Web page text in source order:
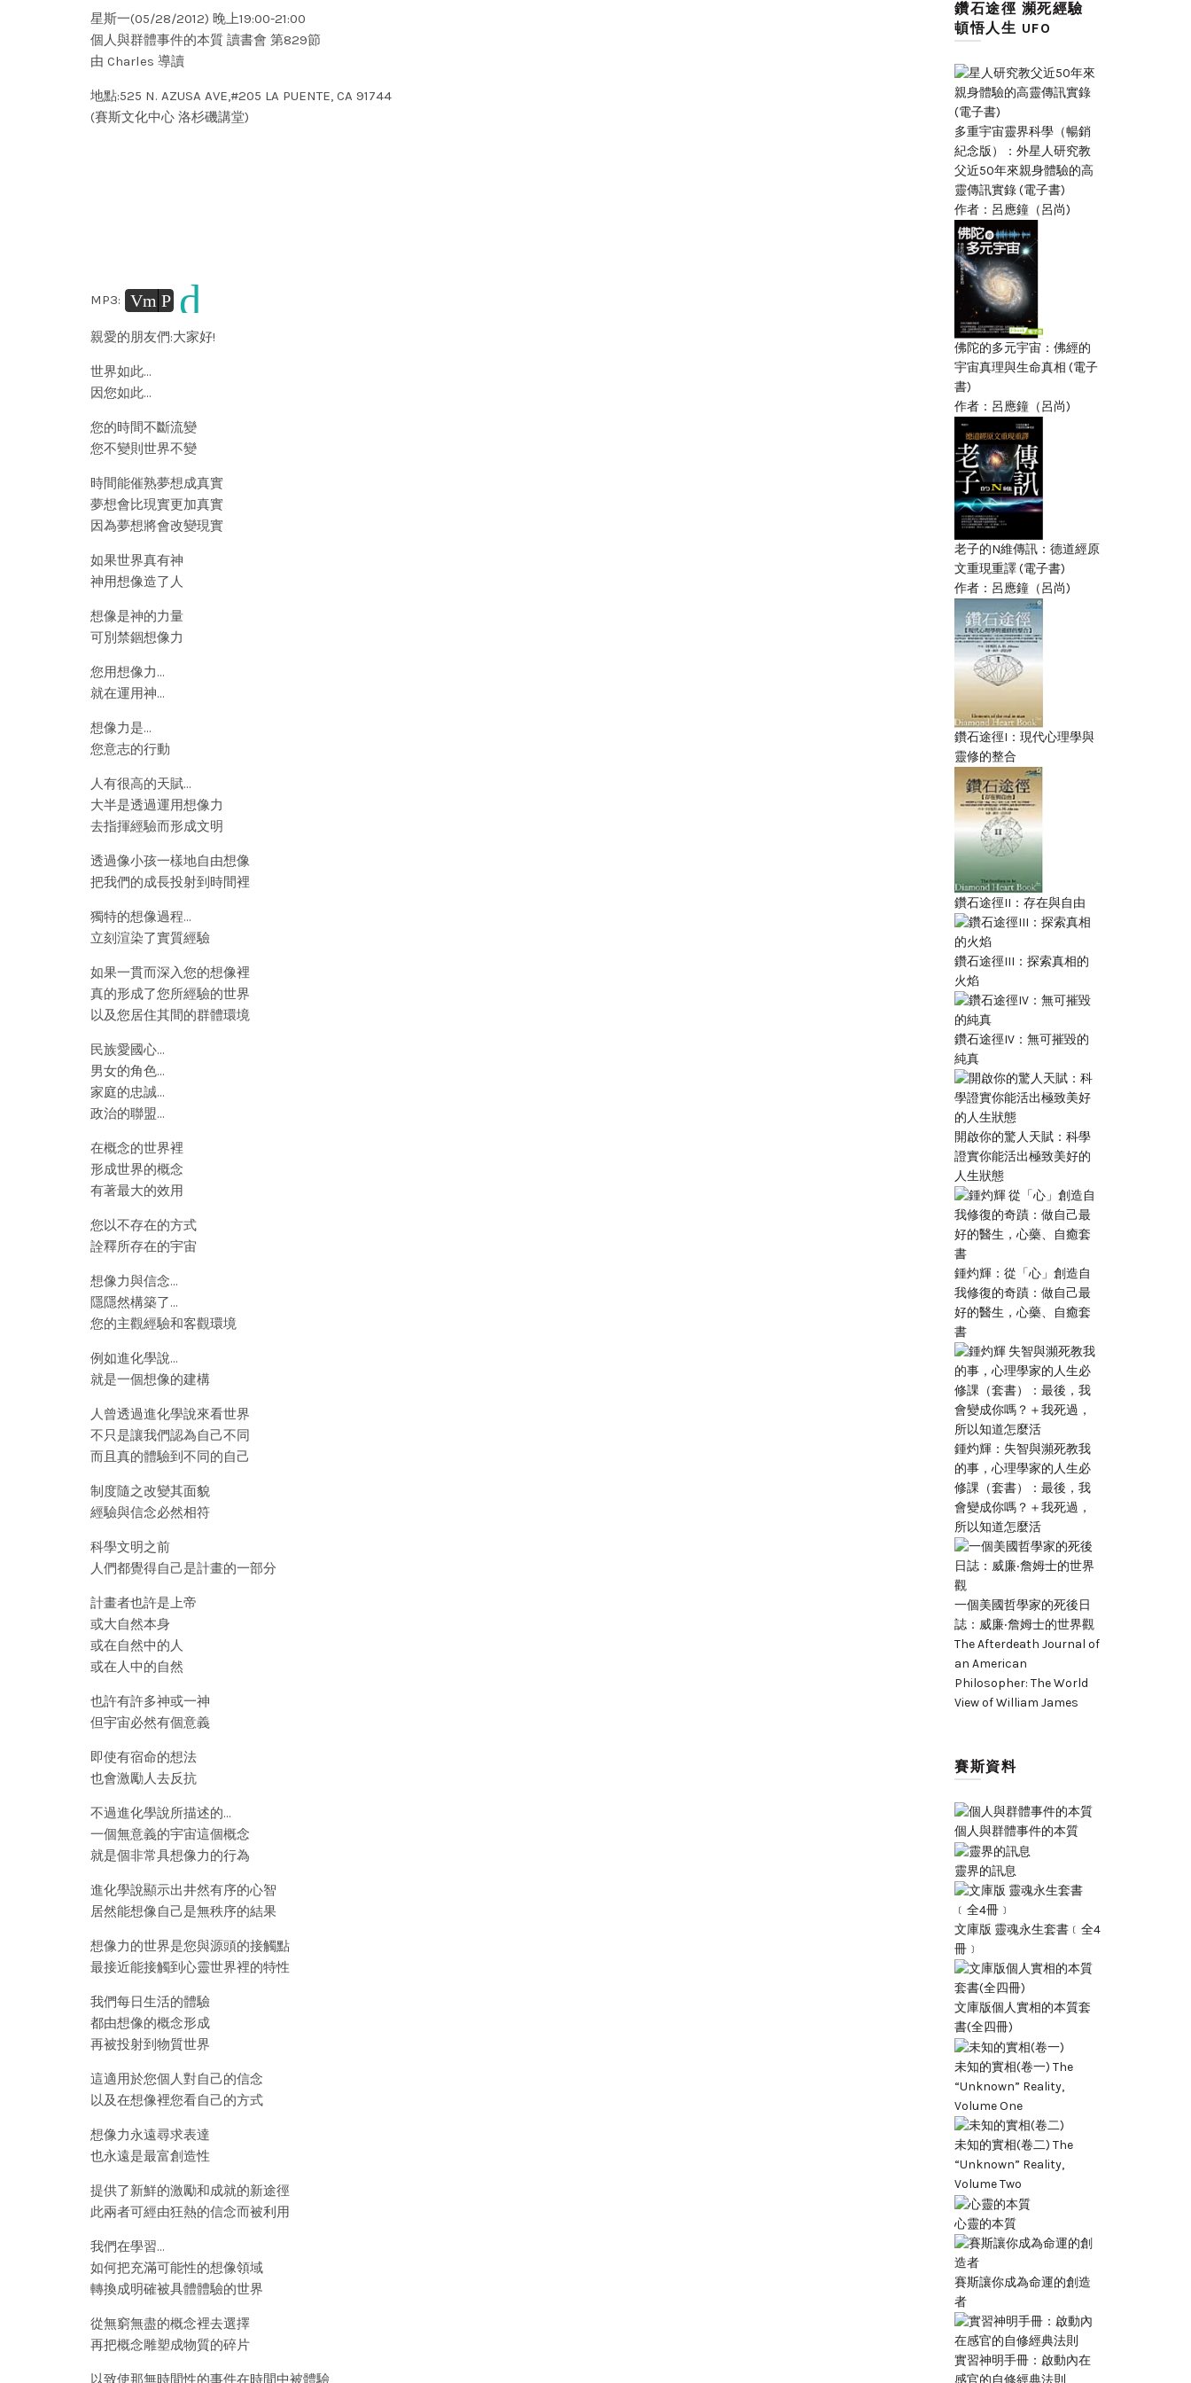
星斯一(05/28/2012) 晚上19:00-21:00
個人與群體事件的本質 讀書會 第829節
由 Charles 導讀
地點:525 N. AZUSA AVE,#205 LA PUENTE, CA 91744
(賽斯文化中心 洛杉磯講堂)
MP3: Vm P d
親愛的朋友們:大家好!
世界如此…
因您如此…
您的時間不斷流變
您不變則世界不變
時間能催熟夢想成真實
夢想會比現實更加真實
因為夢想將會改變現實
如果世界真有神
神用想像造了人
想像是神的力量
可別禁錮想像力
您用想像力…
就在運用神…
想像力是…
您意志的行動
人有很高的天賦…
大半是透過運用想像力
去指揮經驗而形成文明
透過像小孩一樣地自由想像
把我們的成長投射到時間裡
獨特的想像過程…
立刻渲染了實質經驗
如果一貫而深入您的想像裡
真的形成了您所經驗的世界
以及您居住其間的群體環境
民族愛國心…
男女的角色…
家庭的忠誠…
政治的聯盟…
在概念的世界裡
形成世界的概念
有著最大的效用
您以不存在的方式
詮釋所存在的宇宙
想像力與信念…
隱隱然構築了…
您的主觀經驗和客觀環境
例如進化學說…
就是一個想像的建構
人曾透過進化學說來看世界
不只是讓我們認為自己不同
而且真的體驗到不同的自己
制度隨之改變其面貌
經驗與信念必然相符
科學文明之前
人們都覺得自己是計畫的一部分
計畫者也許是上帝
或大自然本身
或在自然中的人
或在人中的自然
也許有許多神或一神
但宇宙必然有個意義
即使有宿命的想法
也會激勵人去反抗
不過進化學說所描述的…
一個無意義的宇宙這個概念
就是個非常具想像力的行為
進化學說顯示出井然有序的心智
居然能想像自己是無秩序的結果
想像力的世界是您與源頭的接觸點
最接近能接觸到心靈世界裡的特性
我們每日生活的體驗
都由想像的概念形成
再被投射到物質世界
這適用於您個人對自己的信念
以及在想像裡您看自己的方式
想像力永遠尋求表達
也永遠是最富創造性
提供了新鮮的激勵和成就的新途徑
此兩者可經由狂熱的信念而被利用
我們在學習…
如何把充滿可能性的想像領域
轉換成明確被具體體驗的世界
從無窮無盡的概念裡去選擇
再把概念雕塑成物質的碎片
以致使那無時間性的事件在時間中被體驗
鑽石途徑 瀕死經驗
頓悟人生 UFO
多重宇宙靈界科學（暢銷
紀念版）：外星人研究教
父近50年來親身體驗的高
靈傳訊實錄 (電子書)
作者：呂應鐘（呂尚)
佛陀的多元宇宙：佛經的
宇宙真理與生命真相 (電子
書)
作者：呂應鐘（呂尚)
老子的N維傳訊：德道經原
文重現重譯 (電子書)
作者：呂應鐘（呂尚)
鑽石途徑I：現代心理學與
靈修的整合
鑽石途徑II：存在與自由
鑽石途徑III：探索真相的
火焰
鑽石途徑IV：無可摧毀的
純真
開啟你的驚人天賦：科學
證實你能活出極致美好的
人生狀態
鍾灼輝：從「心」創造自
我修復的奇蹟：做自己最
好的醫生，心藥、自癒套
書
鍾灼輝：失智與瀕死教我
的事，心理學家的人生必
修課（套書）：最後，我
會變成你嗎？＋我死過，
所以知道怎麼活
一個美國哲學家的死後日
誌：威廉‧詹姆士的世界觀
The Afterdeath Journal of
an American
Philosopher: The World
View of William James
賽斯資料
個人與群體事件的本質
靈界的訊息
文庫版 靈魂永生套書﹝全4
冊﹞
文庫版個人實相的本質套
書(全四冊)
未知的實相(卷一) The
“Unknown” Reality,
Volume One
未知的實相(卷二) The
“Unknown” Reality,
Volume Two
心靈的本質
賽斯讓你成為命運的創造
者
實習神明手冊：啟動內在
感官的自修經典法則